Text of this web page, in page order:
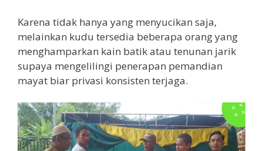
Karena tidak hanya yang menyucikan saja,
melainkan kudu tersedia beberapa orang yang
menghamparkan kain batik atau tenunan jarik
supaya mengelilingi penerapan pemandian
mayat biar privasi konsisten terjaga.